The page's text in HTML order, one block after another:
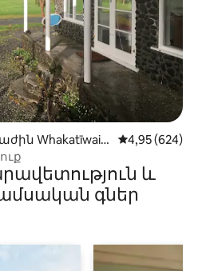
Whakatīwai-
Միջին
4,95 (624)
և
գներ